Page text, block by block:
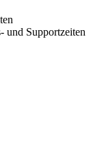
und Supportzeiten